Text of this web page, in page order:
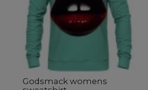
Godsmack womens